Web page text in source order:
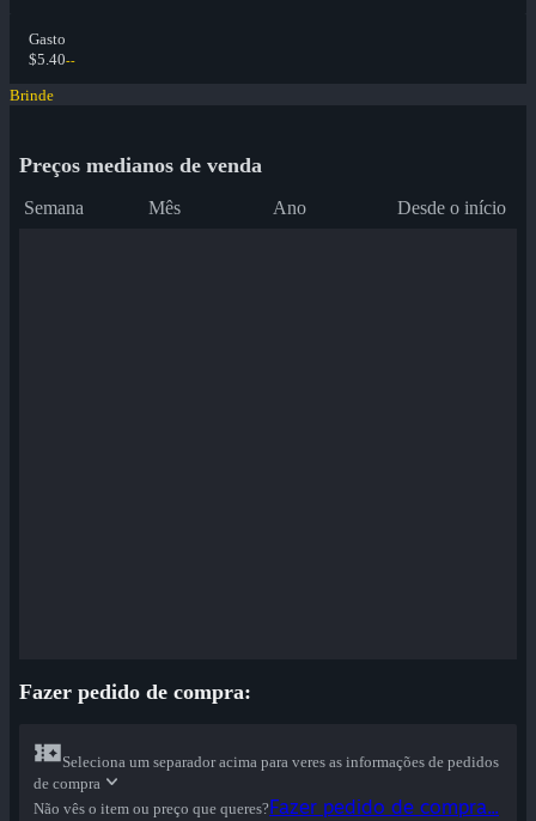
Gasto
$5.40--
Brinde
Preços medianos de venda
Semana Mês Ano Desde o início
Fazer pedido de compra:
Seleciona um separador acima para veres as informações de pedidos
de compra
Não vês o item ou preço que queres?Fazer pedido de compra...